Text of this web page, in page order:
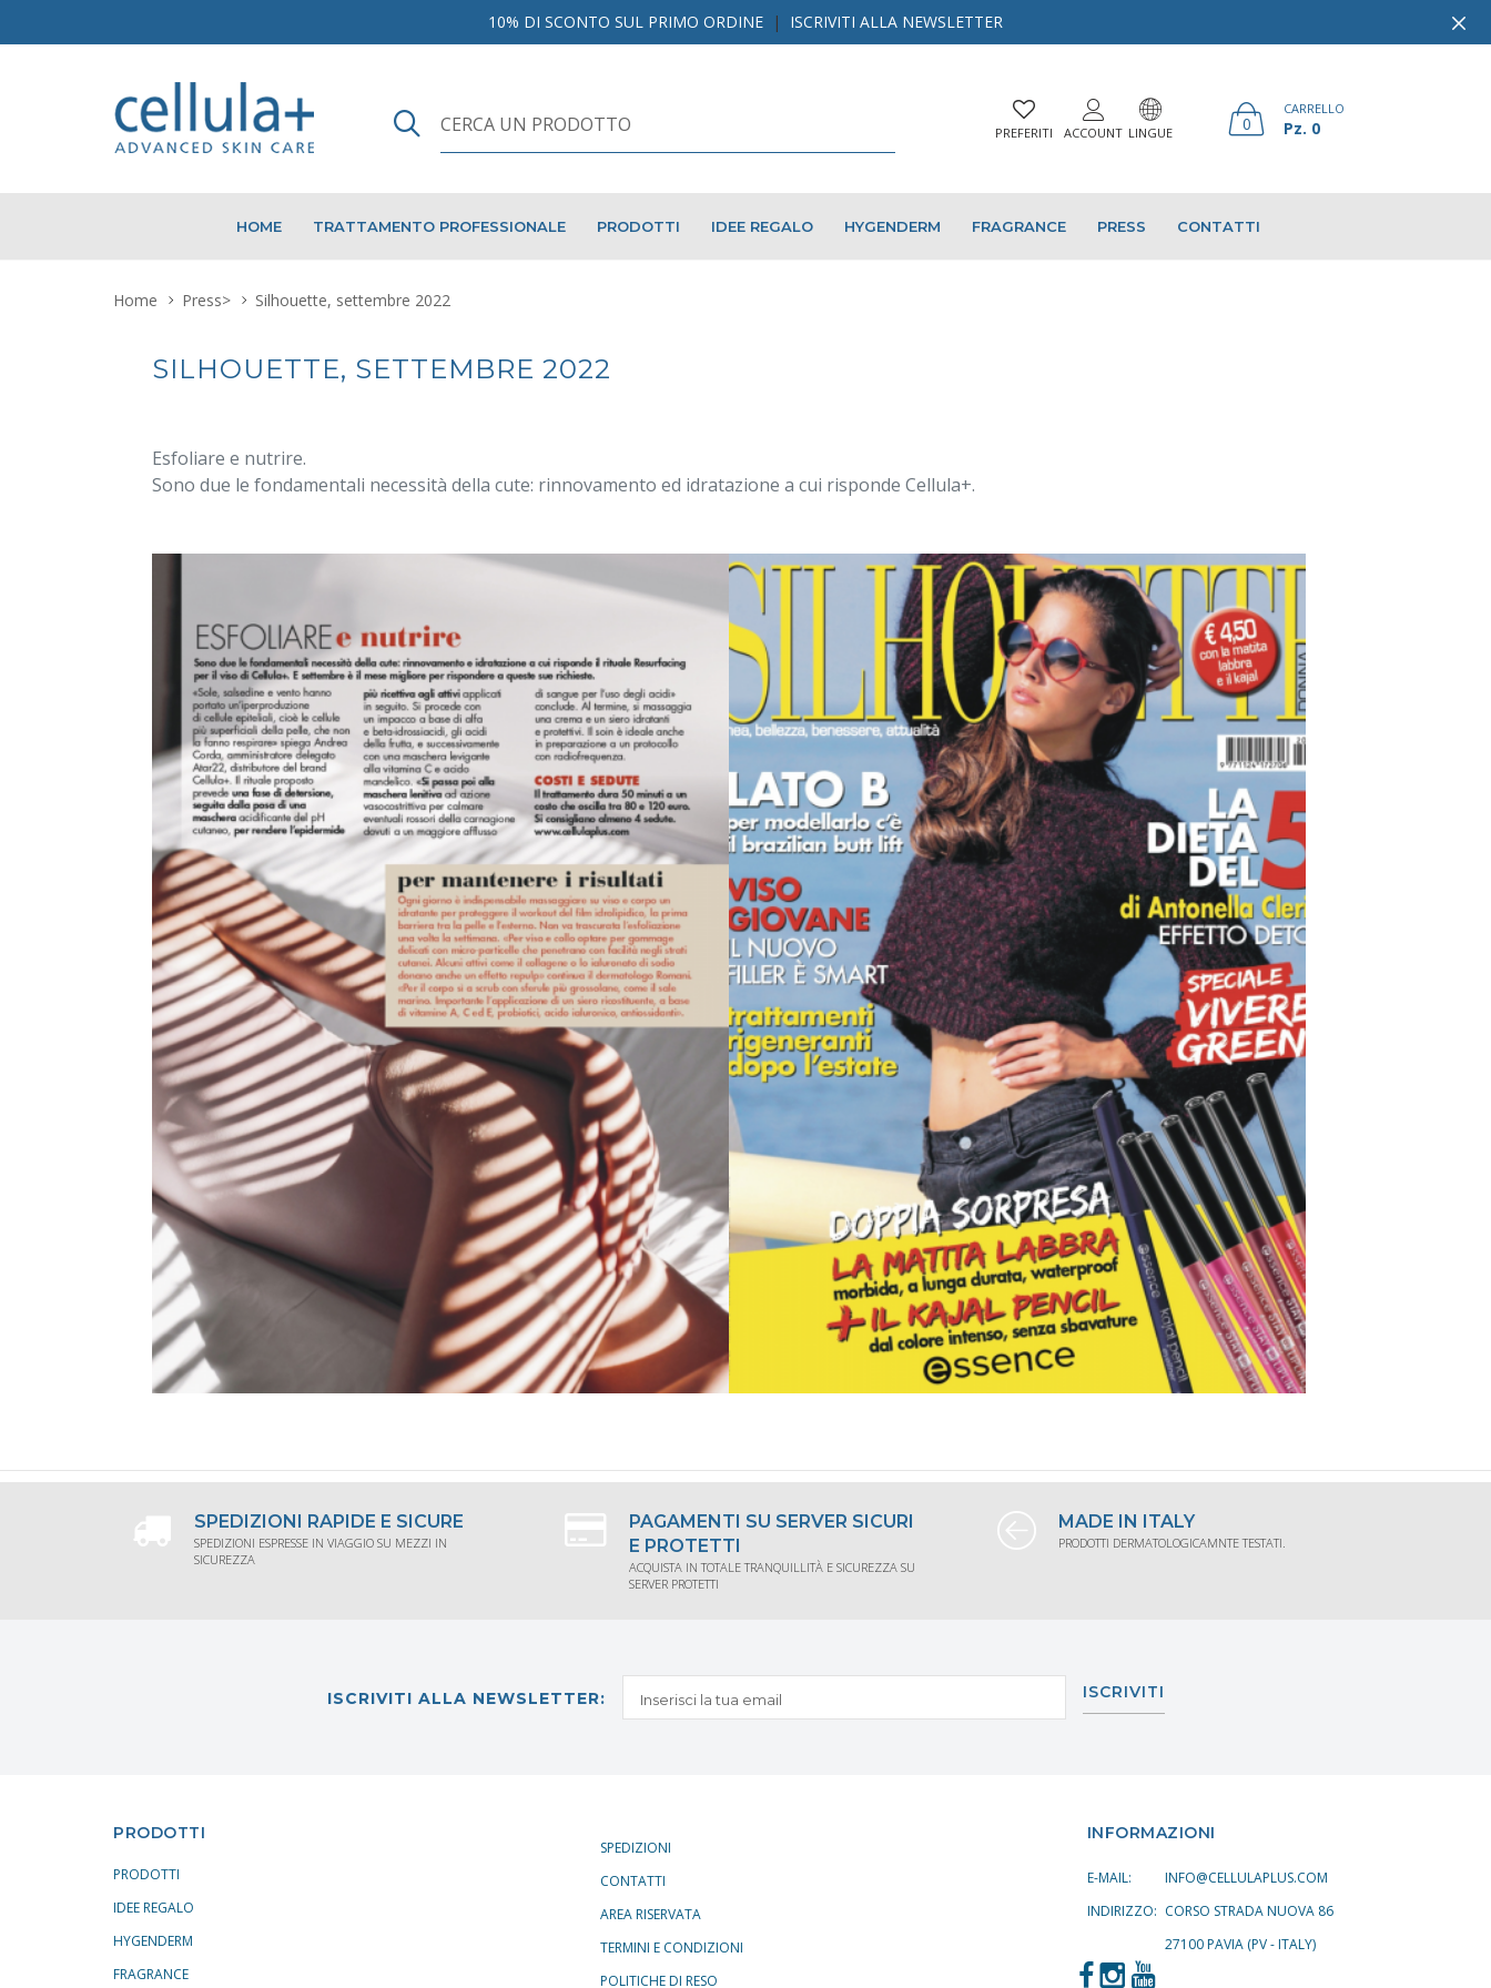
10% DI SCONTO SUL PRIMO ORDINE | ISCRIVITI ALLA NEWSLETTER
PREFERITI ACCOUNT LINGUE 0
CARRELLO
Pz. 0
HOME TRATTAMENTO PROFESSIONALE PRODOTTI IDEE REGALO HYGENDERM FRAGRANCE PRESS CONTATTI
Home Press> Silhouette, settembre 2022
SILHOUETTE, SETTEMBRE 2022
Esfoliare e nutrire.
Sono due le fondamentali necessità della cute: rinnovamento ed idratazione a cui risponde Cellula+.
SPEDIZIONI RAPIDE E SICURE
SPEDIZIONI ESPRESSE IN VIAGGIO SU MEZZI IN
SICUREZZA
PAGAMENTI SU SERVER SICURI
E PROTETTI
ACQUISTA IN TOTALE TRANQUILLITÀ E SICUREZZA SU
SERVER PROTETTI
MADE IN ITALY
PRODOTTI DERMATOLOGICAMNTE TESTATI.
ISCRIVITI ALLA NEWSLETTER: ISCRIVITI
PRODOTTI
PRODOTTI
IDEE REGALO
HYGENDERM
FRAGRANCE
SPEDIZIONI
CONTATTI
AREA RISERVATA
TERMINI E CONDIZIONI
POLITICHE DI RESO
INFORMAZIONI
E-MAIL:
INFO@CELLULAPLUS.COM
INDIRIZZO: CORSO STRADA NUOVA 86
27100 PAVIA (PV - ITALY)